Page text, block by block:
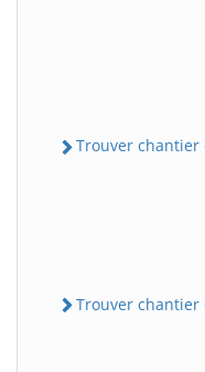
Trouver chantier
Trouver chantier